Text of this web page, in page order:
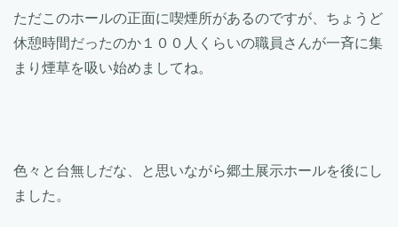
ただこのホールの正面に喫煙所があるのですが、ちょうど
休憩時間だったのか１００人くらいの職員さんが一斉に集
まり煙草を吸い始めましてね。
色々と台無しだな、と思いながら郷土展示ホールを後にし
ました。